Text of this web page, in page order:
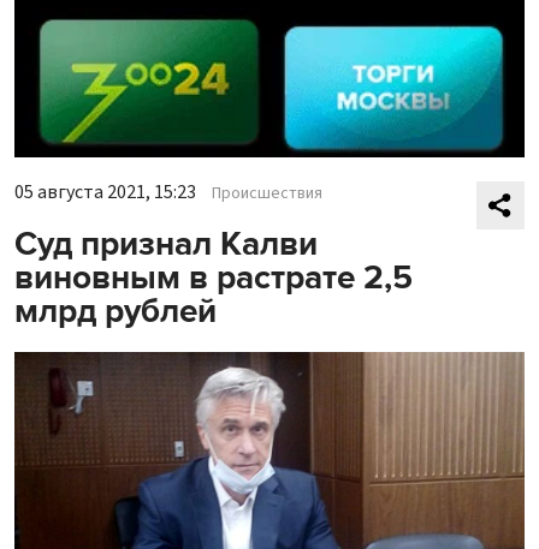
05 августа 2021, 15:23 Происшествия
Суд признал Калви
виновным в растрате 2,5
млрд рублей